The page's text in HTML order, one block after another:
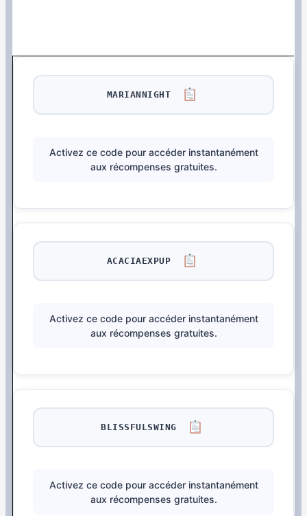
MARIANNIGHT
Activez ce code pour accéder instantanément
aux récompenses gratuites.
ACACIAEXPUP
Activez ce code pour accéder instantanément
aux récompenses gratuites.
BLISSFULSWING
Activez ce code pour accéder instantanément
aux récompenses gratuites.